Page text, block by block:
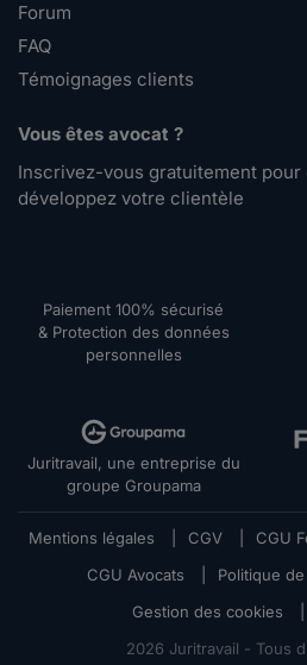
Forum
FAQ
Témoignages clients
Vous êtes avocat ?
Inscrivez-vous gratuitement
développez votre clientèle
Paiement 100% sécurisé
& Protection des données
personnelles
Juritravail, une entreprise du
groupe Groupama
Mentions légales CGV CGU
CGU Avocats
Politique
Gestion des cookies
2026 Juritravail - Tous